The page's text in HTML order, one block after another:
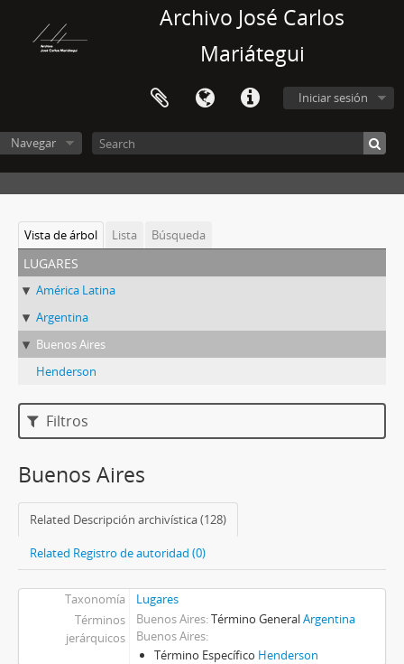
Archivo José Carlos
Mariátegui
Iniciar sesión
Navegar
Vista de árbol Lista Búsqueda
lugares
América Latina
Argentina
Buenos Aires
Henderson
Filtros
Buenos Aires
Related Descripción archivística (128)
Related Registro de autoridad (0)
Taxonomía
Lugares
Términos
jerárquicos
Buenos Aires Término GeneralArgentina
Buenos Aires
Término Específico Henderson